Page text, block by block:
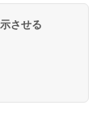
フィギュアー
-マリンフォ
PVC&ABS&布
スピリッツ)
ムX ガンダムエ
色分け済みプ
No.21 H&K
ハンドガン
リーズ No.123
カット用) プラ
させる